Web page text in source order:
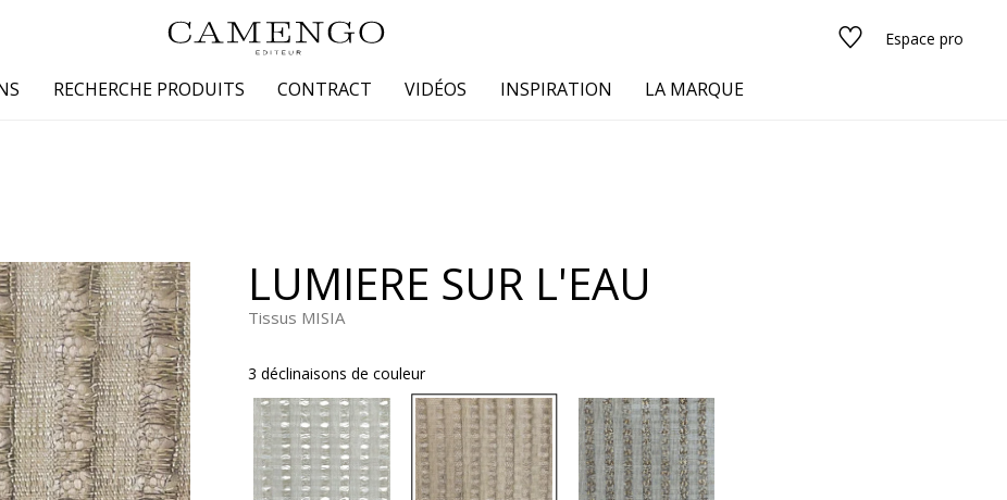
Espace pro
RECHERCHE PRODUITS
lin
soie
fourrure
Petits motifs
Bleu
Multicouleurs
Noir
Orange
CONTRACT VIDÉOS INSPIRATION LA MARQUE
LUMIERE SUR L'EAU
Tissus MISIA
3 déclinaisons de couleur